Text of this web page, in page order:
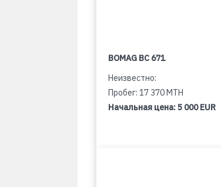
BOMAG BC 671
Неизвестно:
Пробег: 17 370 MTH
Начальная цена:5 000 EUR